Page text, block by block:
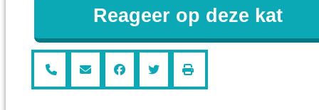
Reageer op deze kat